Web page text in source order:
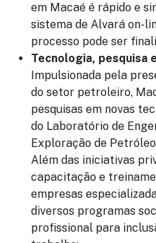
em Macaé é rápido e
sistema de Alvará on-
processo pode ser
Tecnologia, pesquisa
Impulsionada pela
do setor petroleiro,
pesquisas em novas
do Laboratório de
Exploração de
Além das iniciativas
capacitação e
empresas
diversos programas
profissional para